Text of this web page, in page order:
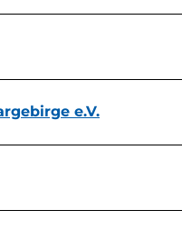
e.V.